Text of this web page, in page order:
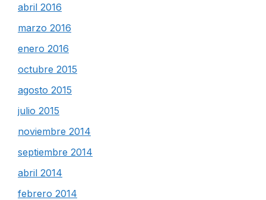
abril 2016
marzo 2016
enero 2016
octubre 2015
agosto 2015
julio 2015
noviembre 2014
septiembre 2014
abril 2014
febrero 2014